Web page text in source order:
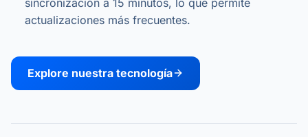
actualizaciones más frecuentes.
Explore nuestra tecnología